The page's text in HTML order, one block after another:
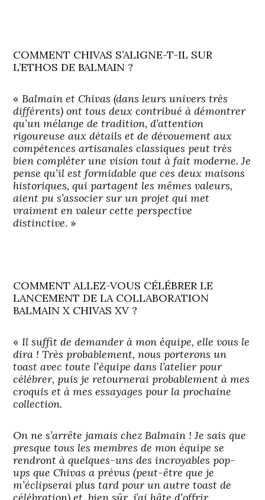
COMMENT CHIVAS S’ALIGNE-T-IL SUR
L’ETHOS DE BALMAIN ?
«Balmain et Chivas (dans leurs univers très
différents) ont tous deux contribué à démontrer
qu’un mélange de tradition, d’attention
rigoureuse aux détails et de dévouement aux
compétences artisanales classiques peut très
bien compléter une vision tout à fait moderne. Je
pense qu’il est formidable que ces deux maisons
historiques, qui partagent les mêmes valeurs,
aient pu s’associer sur un projet qui met
vraiment en valeur cette perspective
distinctive. »
COMMENT ALLEZ-VOUS CÉLÉBRER LE
LANCEMENT DE LA COLLABORATION
BALMAIN X CHIVAS XV ?
«Il suffit de demander à mon équipe, elle vous le
dira ! Très probablement, nous porterons un
toast avec toute l’équipe dans l’atelier pour
célébrer, puis je retournerai probablement à mes
croquis et à mes essayages pour la prochaine
collection.
On ne s’arrête jamais chez Balmain ! Je sais que
presque tous les membres de mon équipe se
rendront à quelques-uns des incroyables pop-
ups que Chivas a prévus (peut-être que je
m’éclipserai plus tard pour un autre toast de